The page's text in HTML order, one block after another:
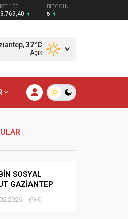
100 BITCOIN
₺
37°C
Açık
SOSYAL
GAZİANTEP
KURASI-
0